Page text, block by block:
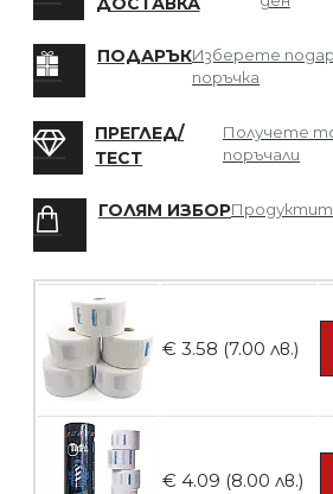
Четка за
ПОДАРЪКИзберете
поръчка
ПРЕГЛЕД/
ТЕСТ
Получете
поръчали
ГОЛЯМ ИЗБОР
€ 3.58 (7.00 лв.)
€ 4.09 (8.00 лв.)